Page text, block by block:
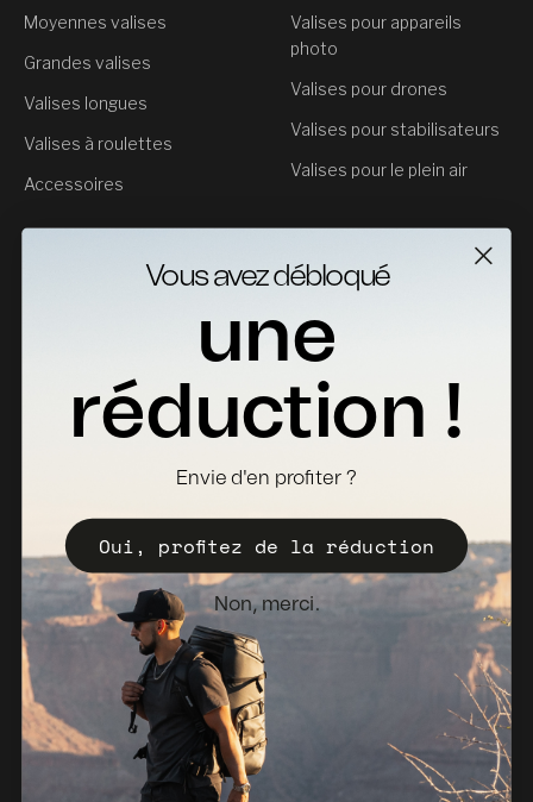
Moyennes valises
Grandes valises
Valises longues
Valises à roulettes
Accessoires
Valises pour appareils
photo
Valises pour drones
Valises pour stabilisateurs
Valises pour le plein air
Fiches Techniques
Où acheter
Politique de vente
Bulletin d'information
Pays-Bas (EUR €)
Vous avez débloqué
une
réduction !
Envie d'en profiter ?
Oui, profitez de la réduction
Non, merci.